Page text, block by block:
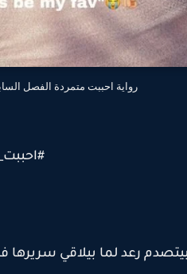
رواية احببت متمردة الفصل السابع والثلاثون 37
بيتصدم رعد لما بيلاقي